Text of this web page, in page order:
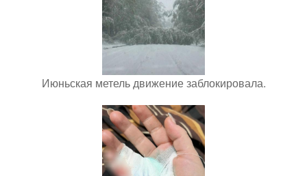
Июньская метель движение заблокировала.